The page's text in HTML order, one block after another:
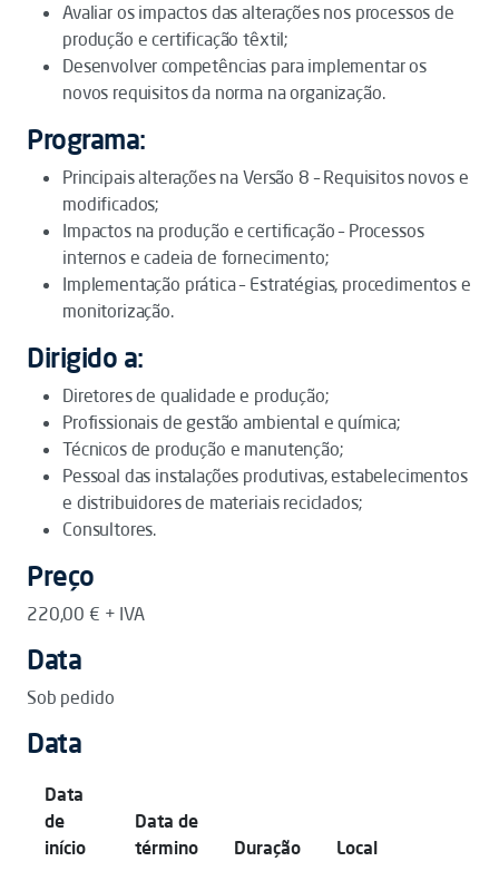
Avaliar os impactos das alterações nos processos de
produção e certificação têxtil;
Desenvolver competências para implementar os
novos requisitos da norma na organização.
Programa:
Principais alterações na Versão 8 – Requisitos novos e
modificados;
Impactos na produção e certificação – Processos
internos e cadeia de fornecimento;
Implementação prática – Estratégias, procedimentos e
monitorização.
Dirigido a:
Diretores de qualidade e produção;
Profissionais de gestão ambiental e química;
Técnicos de produção e manutenção;
Pessoal das instalações produtivas, estabelecimentos
e distribuidores de materiais reciclados;
Consultores.
Preço
220,00 € + IVA
Data
Sob pedido
Data
Data
de
início
Data de
término
Duração Local